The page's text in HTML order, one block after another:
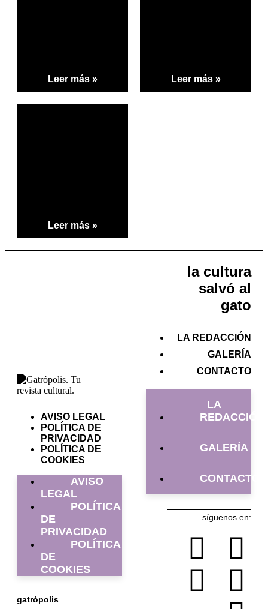
Leer más » Leer más »
Leer más »
AVISO LEGAL
POLÍTICA DE
PRIVACIDAD
POLÍTICA DE
COOKIES
AVISO
LEGAL
POLÍTICA
DE
PRIVACIDAD
POLÍTICA
DE
COOKIES
gatrópolis
la cultura
salvó al
gato
LA REDACCIÓN
GALERÍA
CONTACTO
LA
REDACCIÓN
GALERÍA
CONTACTO
síguenos en: